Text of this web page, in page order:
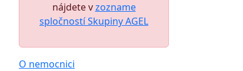
nájdete vzozname
spločností Skupiny AGEL
O nemocnici